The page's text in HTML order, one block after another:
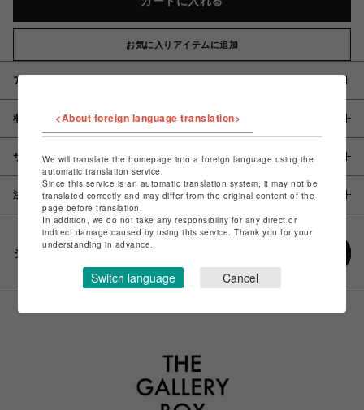
お気に入りアイテムに追加
アイテム説明 / 素材
概要
サイズ
注意事項
シェアする
<About foreign language translation>
We will translate the homepage into a foreign language using the
automatic translation service.
Since this service is an automatic translation system, it may not be
translated correctly and may differ from the original content of the
page before translation.
In addition, we do not take any responsibility for any direct or
indirect damage caused by using this service. Thank you for your
understanding in advance.
Switch language Cancel